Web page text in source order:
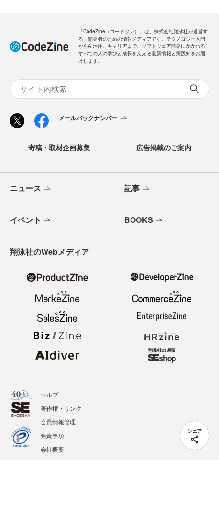
シェア
「CodeZine（コードジン）」は、株式会社翔泳社が運営す
る、開発者のための情報メディアです。テクノロジー入門
からAI活用、キャリアまで、ソフトウェア開発にかかわる
すべての人の学びと成長を支える最新情報と実践知をお届
けします。
メールバックナンバー
寄稿・取材企画募集 広告掲載のご案内
ニュース 記事
イベント BOOKS
翔泳社のWebメディア
ヘルプ
著作権・リンク
会員情報管理
免責事項
会社概要